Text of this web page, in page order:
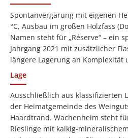
Spontanvergärung mit eigenen
°C, Ausbau im großen Holzfass
Namen steht für „Réserve“ – ein
Jahrgang 2021 mit zusätzlicher
längere Lagerung an Komplexität
Lage
Ausschließlich aus klassifizierten
der Heimatgemeinde des
Haardtrand. Wachenheim steht
Rieslinge mit kalkig-